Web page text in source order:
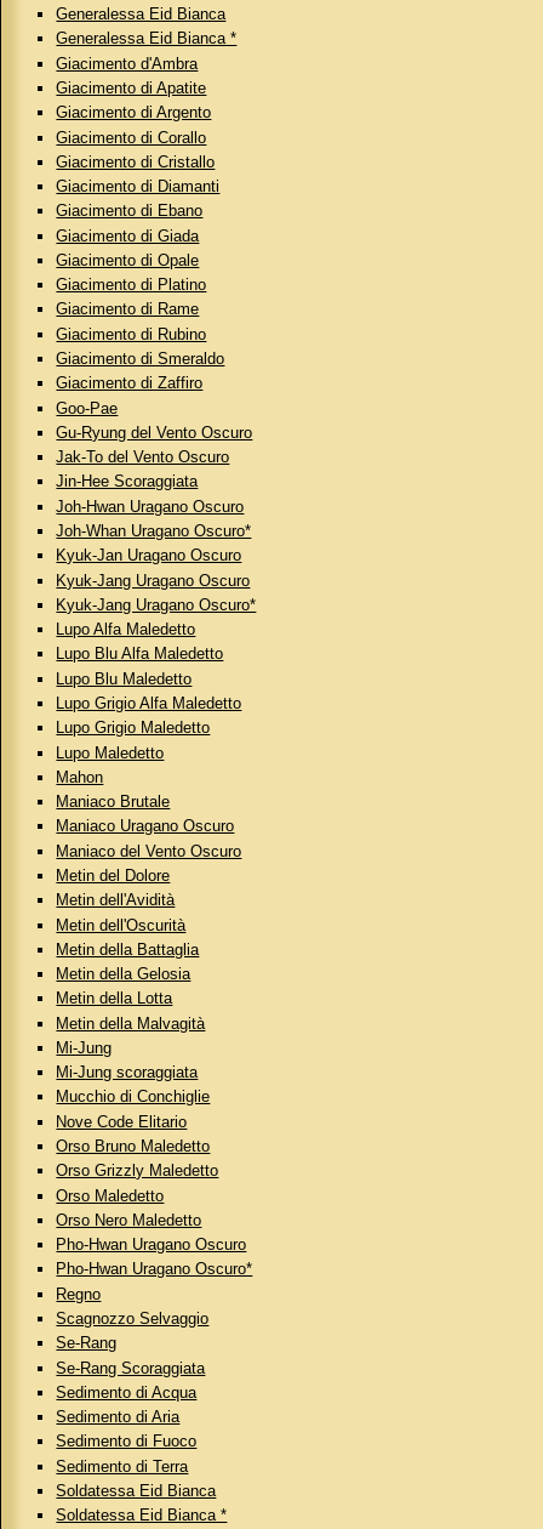
Generalessa Eid Bianca
Generalessa Eid Bianca *
Giacimento d'Ambra
Giacimento di Apatite
Giacimento di Argento
Giacimento di Corallo
Giacimento di Cristallo
Giacimento di Diamanti
Giacimento di Ebano
Giacimento di Giada
Giacimento di Opale
Giacimento di Platino
Giacimento di Rame
Giacimento di Rubino
Giacimento di Smeraldo
Giacimento di Zaffiro
Goo-Pae
Gu-Ryung del Vento Oscuro
Jak-To del Vento Oscuro
Jin-Hee Scoraggiata
Joh-Hwan Uragano Oscuro
Joh-Whan Uragano Oscuro*
Kyuk-Jan Uragano Oscuro
Kyuk-Jang Uragano Oscuro
Kyuk-Jang Uragano Oscuro*
Lupo Alfa Maledetto
Lupo Blu Alfa Maledetto
Lupo Blu Maledetto
Lupo Grigio Alfa Maledetto
Lupo Grigio Maledetto
Lupo Maledetto
Mahon
Maniaco Brutale
Maniaco Uragano Oscuro
Maniaco del Vento Oscuro
Metin del Dolore
Metin dell'Avidità
Metin dell'Oscurità
Metin della Battaglia
Metin della Gelosia
Metin della Lotta
Metin della Malvagità
Mi-Jung
Mi-Jung scoraggiata
Mucchio di Conchiglie
Nove Code Elitario
Orso Bruno Maledetto
Orso Grizzly Maledetto
Orso Maledetto
Orso Nero Maledetto
Pho-Hwan Uragano Oscuro
Pho-Hwan Uragano Oscuro*
Regno
Scagnozzo Selvaggio
Se-Rang
Se-Rang Scoraggiata
Sedimento di Acqua
Sedimento di Aria
Sedimento di Fuoco
Sedimento di Terra
Soldatessa Eid Bianca
Soldatessa Eid Bianca *